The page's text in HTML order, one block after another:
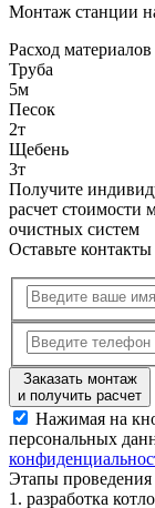
Монтаж станции
Расход материалов
Труба
5м
Песок
2т
Щебень
3т
Получите
расчет стоимости
очистных систем
Оставьте контакты
Заказать монтаж
и получить расчет
Нажимая на
персональных
Этапы проведения
1. разработка